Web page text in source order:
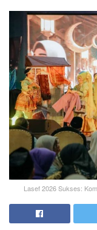
Lasef 2026 Sukses: